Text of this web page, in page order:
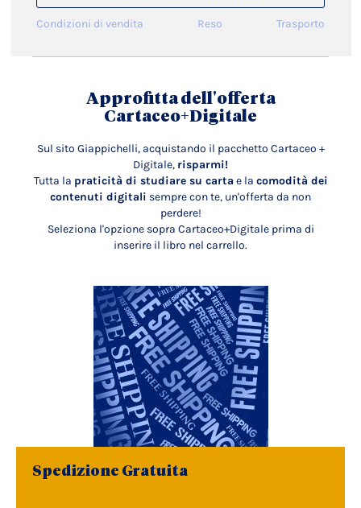
Condizioni di vendita Reso Trasporto
Approfitta dell'offerta
Cartaceo+Digitale
Sul sito Giappichelli, acquistando il pacchetto Cartaceo +
Digitale, risparmi!
Tutta la praticità di studiare su carta e la comodità dei
contenuti digitali sempre con te, un'offerta da non
perdere!
Seleziona l'opzione sopra Cartaceo+Digitale prima di
inserire il libro nel carrello.
Spedizione Gratuita